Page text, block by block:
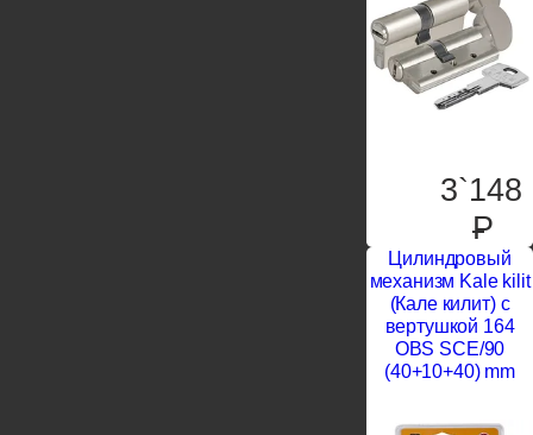
3`148
P
Цилиндровый
механизм Kale kilit
(Кале килит) с
вертушкой 164
OBS SCE/90
(40+10+40) mm